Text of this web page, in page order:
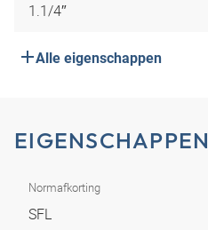
1.1/4″
Alle eigenschappen
EIGENSCHAPPEN
Normafkorting
SFL